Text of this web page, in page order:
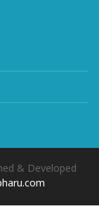
& Developed